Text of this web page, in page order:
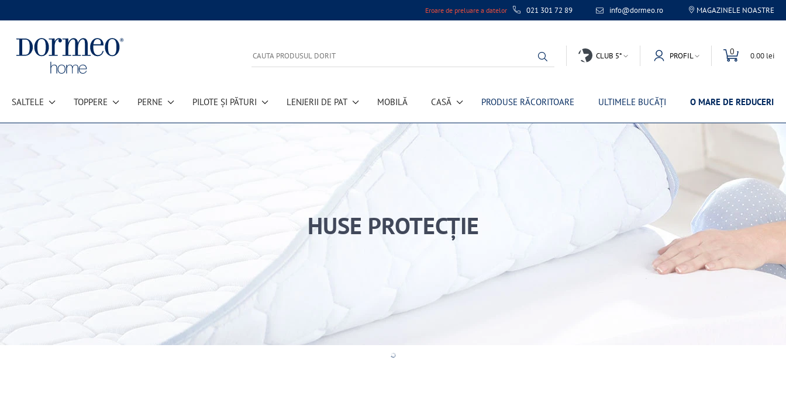
Eroare de preluare a datelor 021 301 72 89 info@dormeo.ro MAGAZINELE NOASTRE
CLUB 5* PROFIL 0 0.00 lei
SALTELE TOPPERE PERNE PILOTE ȘI PĂTURI LENJERII DE PAT MOBILĂ CASĂ PRODUSE RĂCORITOARE ULTIMELE BUCĂȚI O MARE DE REDUCERI
HUSE PROTECȚIE